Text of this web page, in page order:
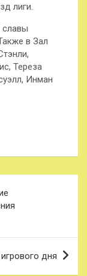
лиги.
славы
в Зал
Тереза
Инман
дня